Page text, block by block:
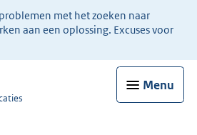
met het zoeken naar
aan een oplossing. Excuses voor
Menu